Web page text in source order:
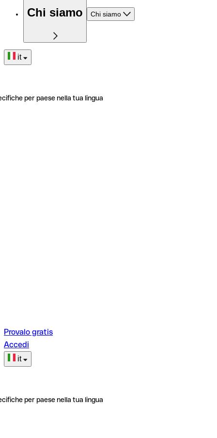
Chi siamo Chi siamo
it
per paese nella tua lingua
Provalo gratis
Accedi
it
per paese nella tua lingua